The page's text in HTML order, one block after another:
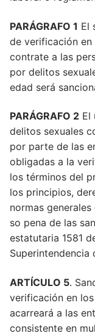
PARÁGRAFO 1 El
de verificación
contrate a las
por delitos
edad será
PARÁGRAFO 2 El
delitos sexuales
por parte de las
obligadas a la
los términos del
los principios,
normas
so pena de las
estatutaria 1581
Superintendencia
ARTÍCULO 5.
verificación en
acarreará a las
consistente en